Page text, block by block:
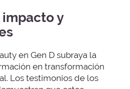
y
en Gen D subraya la
en transformación
Los testimonios de los